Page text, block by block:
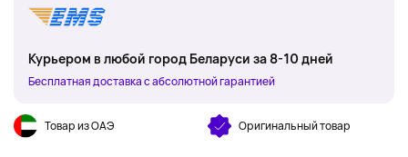
Курьером в любой город Беларуси за 8-10 дней
Бесплатная доставка с абсолютной гарантией
Товар из ОАЭ Оригинальный товар